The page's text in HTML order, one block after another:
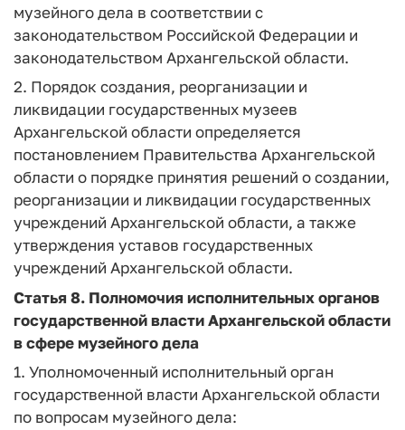
музейного дела в соответствии с
законодательством Российской Федерации и
законодательством Архангельской области.
2. Порядок создания, реорганизации и
ликвидации государственных музеев
Архангельской области определяется
постановлением Правительства Архангельской
области о порядке принятия решений о создании,
реорганизации и ликвидации государственных
учреждений Архангельской области, а также
утверждения уставов государственных
учреждений Архангельской области.
Статья 8. Полномочия исполнительных органов
государственной власти Архангельской области
в сфере музейного дела
1. Уполномоченный исполнительный орган
государственной власти Архангельской области
по вопросам музейного дела: